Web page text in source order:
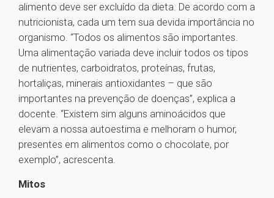
alimento deve ser excluído da dieta. De acordo com a
nutricionista, cada um tem sua devida importância no
organismo. “Todos os alimentos são importantes.
Uma alimentação variada deve incluir todos os tipos
de nutrientes, carboidratos, proteínas, frutas,
hortaliças, minerais antioxidantes – que são
importantes na prevenção de doenças”, explica a
docente. “Existem sim alguns aminoácidos que
elevam a nossa autoestima e melhoram o humor,
presentes em alimentos como o chocolate, por
exemplo”, acrescenta.
Mitos